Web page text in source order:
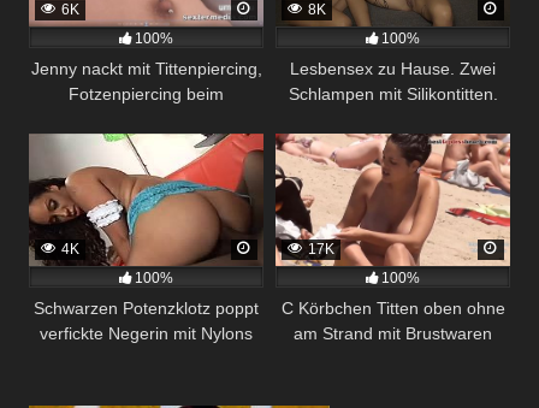
6K
100%
Jenny nackt mit Tittenpiercing,
Fotzenpiercing beim
8K
100%
Lesbensex zu Hause. Zwei
Schlampen mit Silikontitten.
4K
100%
Schwarzen Potenzklotz poppt
verfickte Negerin mit Nylons
17K
100%
C Körbchen Titten oben ohne
am Strand mit Brustwaren